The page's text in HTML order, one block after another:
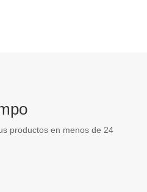
productos en menos de 24